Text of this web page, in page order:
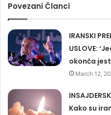
Povezani Članci
IRANSKI
USLOVE:
okonča
March 12,
Kako su